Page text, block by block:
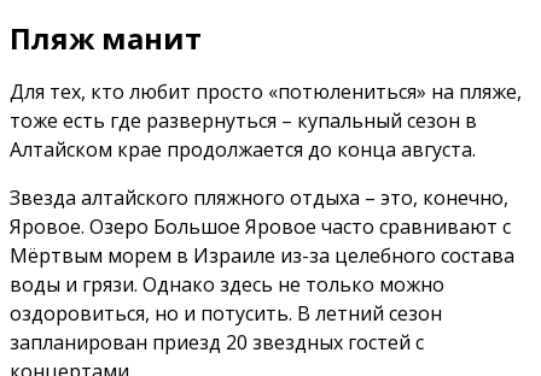
Пляж манит
Для тех, кто любит просто «потюлениться» на пляже,
тоже есть где развернуться – купальный сезон в
Алтайском крае продолжается до конца августа.
Звезда алтайского пляжного отдыха – это, конечно,
Яровое. Озеро Большое Яровое часто сравнивают с
Мёртвым морем в Израиле из-за целебного состава
воды и грязи. Однако здесь не только можно
оздоровиться, но и потусить. В летний сезон
запланирован приезд 20 звездных гостей с
концертами.